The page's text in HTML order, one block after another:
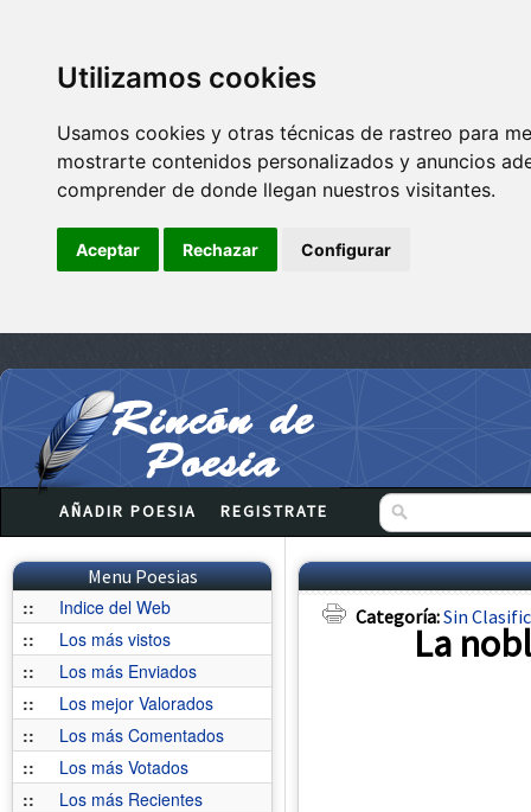
Utilizamos cookies
Usamos cookies y otras técnicas de rastreo para
mostrarte contenidos personalizados y anuncios
comprender de donde llegan nuestros visitantes.
Aceptar Rechazar Configurar
AÑADIR POESIA REGISTRATE
Menu Poesias
::
Indice del Web
::
Los más vistos
::
Los más Enviados
::
Los mejor Valorados
::
Los más Comentados
::
Los más Votados
::
Los más Recientes
Categoría:Sin
La